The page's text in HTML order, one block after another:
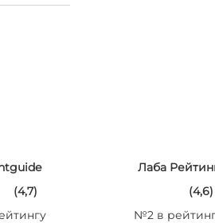
(4,7)
Лаба
(4,6)
№2 в